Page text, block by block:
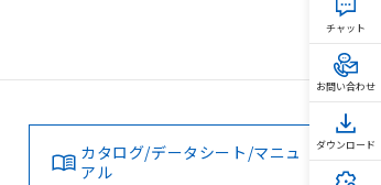
カタログ/データシート/マニュ
アル
チャット
お問い合わせ
ダウンロード